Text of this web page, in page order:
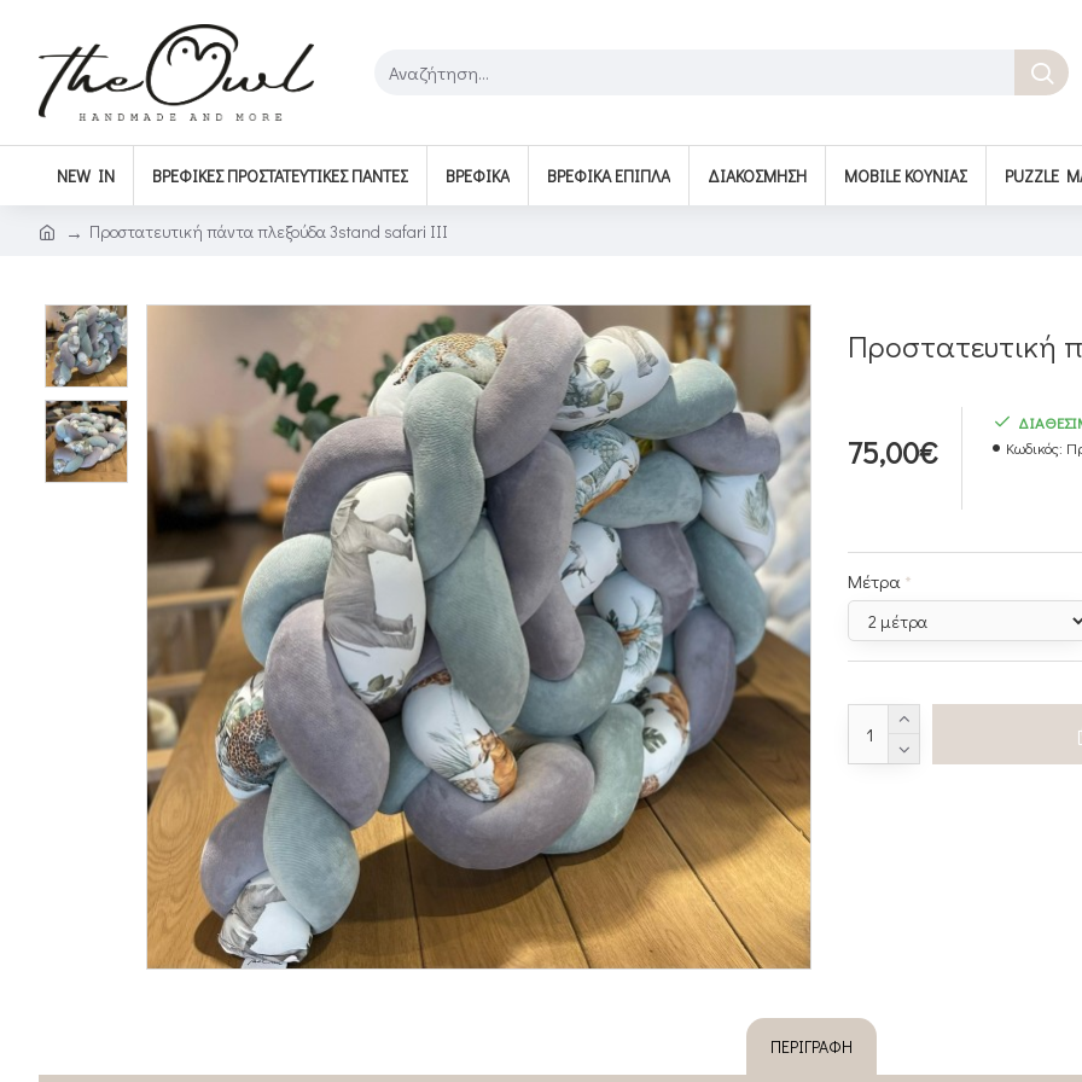
NEW IN ΒΡΕΦΙΚΈΣ ΠΡΟΣΤΑΤΕΥΤΙΚΈΣ ΠΆΝΤΕΣ ΒΡΕΦΙΚΆ BΡΕΦΙΚΆ ΈΠΙΠΛΑ ΔΙΑΚΌΣΜΗΣΗ MOBILE ΚΟΎΝΙΑΣ PUZZLE
Προστατευτική πάντα πλεξούδα 3stand safari ΙΙΙ
Προστατευτική
75,00€
Κωδικός:
Μέτρα
ΠΕΡΙΓΡΑΦΉ